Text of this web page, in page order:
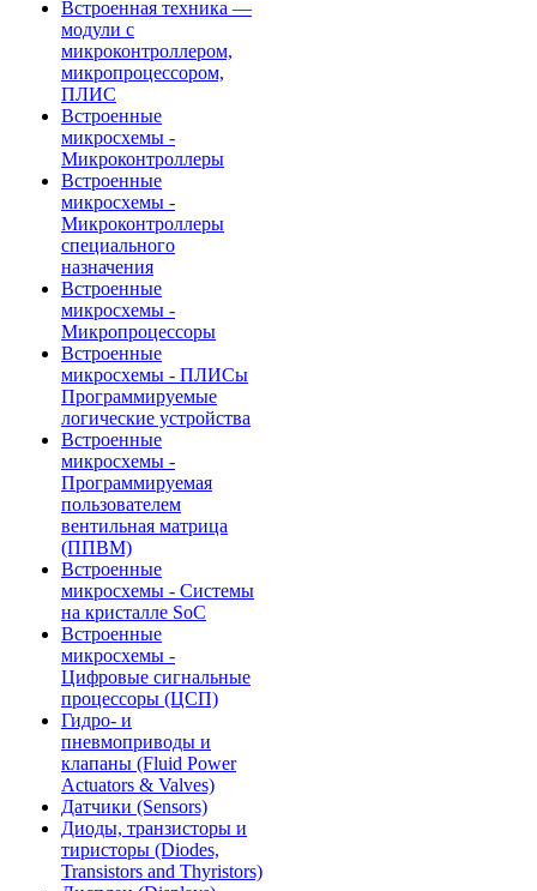
Встроенная техника —
модули с
микроконтроллером,
микропроцессором,
ПЛИС
Встроенные
микросхемы -
Микроконтроллеры
Встроенные
микросхемы -
Микроконтроллеры
специального
назначения
Встроенные
микросхемы -
Микропроцессоры
Встроенные
микросхемы - ПЛИСы
Программируемые
логические устройства
Встроенные
микросхемы -
Программируемая
пользователем
вентильная матрица
(ППВМ)
Встроенные
микросхемы - Системы
на кристалле SoC
Встроенные
микросхемы -
Цифровые сигнальные
процессоры (ЦСП)
Гидро- и
пневмоприводы и
клапаны (Fluid Power
Actuators & Valves)
Датчики (Sensors)
Диоды, транзисторы и
тиристоры (Diodes,
Transistors and Thyristors)